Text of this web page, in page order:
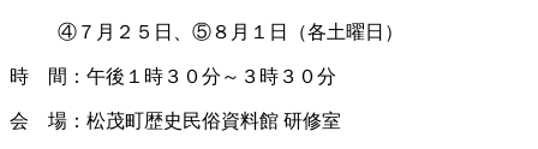
④７月２５日、⑤８月１日（各土曜日）
時 間：午後１時３０分～３時３０分
会 場：松茂町歴史民俗資料館 研修室